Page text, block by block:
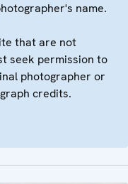
name.
that are not
seek permission to
photographer or
credits.